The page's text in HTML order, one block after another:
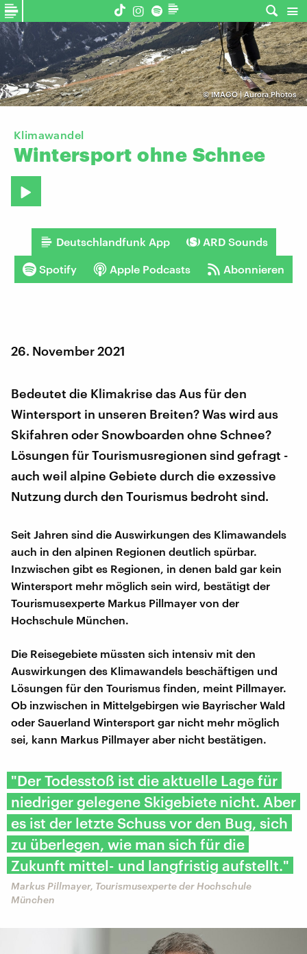
©IMAGO | Aurora Photos
Klimawandel
Wintersport ohne Schnee
Deutschlandfunk App ARD Sounds
Spotify Apple Podcasts Abonnieren
26. November 2021
Bedeutet die Klimakrise das Aus für den
Wintersport in unseren Breiten? Was wird aus
Skifahren oder Snowboarden ohne Schnee?
Lösungen für Tourismusregionen sind gefragt -
auch weil alpine Gebiete durch die exzessive
Nutzung durch den Tourismus bedroht sind.
Seit Jahren sind die Auswirkungen des Klimawandels
auch in den alpinen Regionen deutlich spürbar.
Inzwischen gibt es Regionen, in denen bald gar kein
Wintersport mehr möglich sein wird, bestätigt der
Tourismusexperte Markus Pillmayer von der
Hochschule München.
Die Reisegebiete müssten sich intensiv mit den
Auswirkungen des Klimawandels beschäftigen und
Lösungen für den Tourismus finden, meint Pillmayer.
Ob inzwischen in Mittelgebirgen wie Bayrischer Wald
oder Sauerland Wintersport gar nicht mehr möglich
sei, kann Markus Pillmayer aber nicht bestätigen.
"Der Todesstoß ist die aktuelle Lage für
niedriger gelegene Skigebiete nicht. Aber
es ist der letzte Schuss vor den Bug, sich
zu überlegen, wie man sich für die
Zukunft mittel- und langfristig aufstellt."
Markus Pillmayer, Tourismusexperte der Hochschule
München